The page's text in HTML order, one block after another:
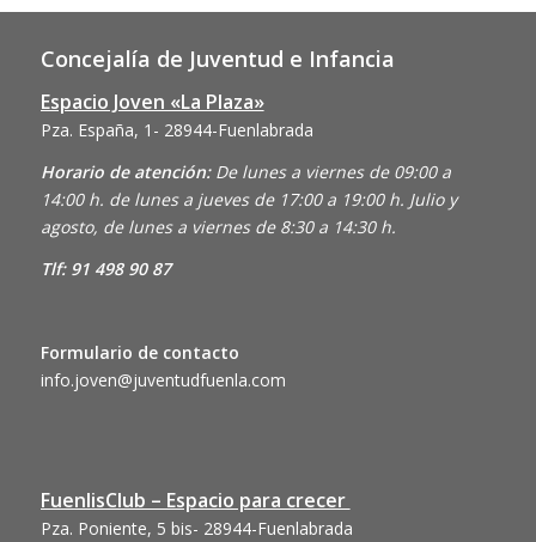
Concejalía de Juventud e Infancia
Espacio Joven «La Plaza»
Pza. España, 1- 28944-Fuenlabrada
Horario de atención: De lunes a viernes de 09:00 a
14:00 h. de lunes a jueves de 17:00 a 19:00 h. Julio y
agosto, de lunes a viernes de 8:30 a 14:30 h.
Tlf: 91 498 90 87
Formulario de contacto
info.joven@juventudfuenla.com
FuenlisClub – Espacio para crecer
Pza. Poniente, 5 bis- 28944-Fuenlabrada